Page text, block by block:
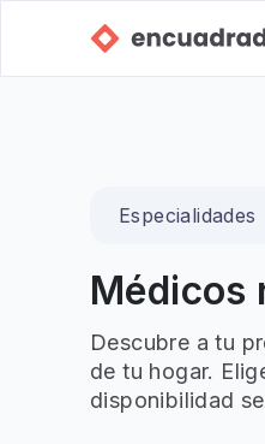
Especialidades
Médicos
Descubre a tu
de tu hogar.
disponibilidad